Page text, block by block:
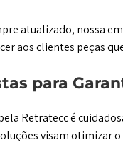
atualizado, nossa
aos clientes peças
para
Retratecc é
visam otimizar